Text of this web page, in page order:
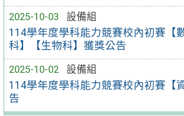
2025-10-03
設備組
114學年度學科能力競賽校內初賽【
科】【生物科】獲獎公告
2025-10-02
設備組
114學年度學科能力競賽校內初賽【
告